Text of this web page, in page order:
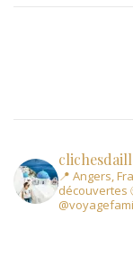
📍 Angers,
découvertes